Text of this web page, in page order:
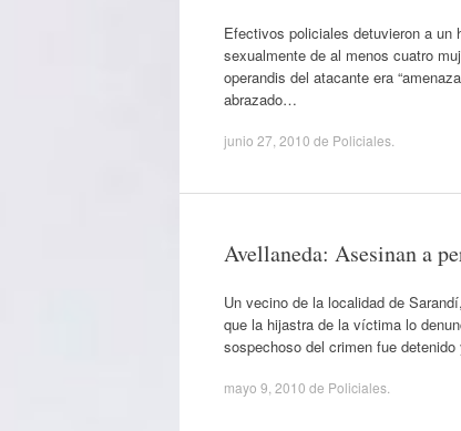
Efectivos policiales detuvieron a un
sexualmente de al menos cuatro
operandis del atacante era
abrazado…
junio 27, 2010 de Policiales
Avellaneda: Asesinan a
Un vecino de la localidad de
que la hijastra de la víctima lo
sospechoso del crimen fue
mayo 9, 2010 de Policiales